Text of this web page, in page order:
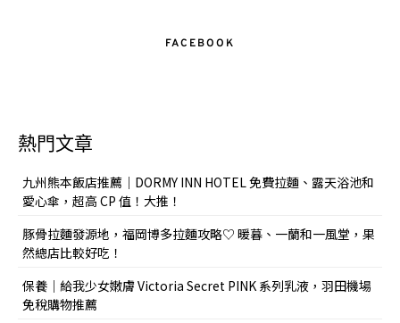
FACEBOOK
熱門文章
九州熊本飯店推薦｜DORMY INN HOTEL 免費拉麵、露天浴池和
愛心傘，超高 CP 值！大推！
豚骨拉麵發源地，福岡博多拉麵攻略♡ 暖暮、一蘭和一風堂，果
然總店比較好吃！
保養｜給我少女嫩膚 Victoria Secret PINK 系列乳液，羽田機場
免稅購物推薦